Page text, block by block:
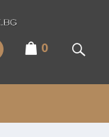
0